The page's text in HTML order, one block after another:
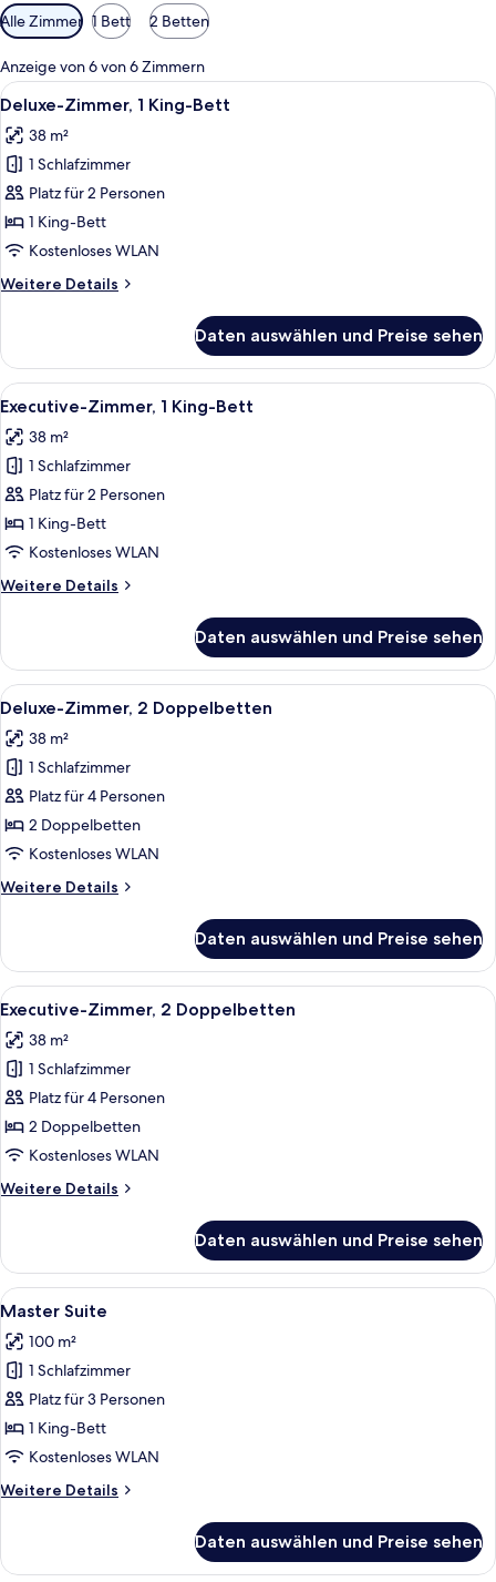
Verfügbare
Filter
für
Zimmer
Alle Zimmer 1 Bett 2 Betten
Anzeige von 6 von 6 Zimmern
Alle
Fotos
für
Deluxe-
Zimmer,
1 King-
Bett
Deluxe-Zimmer, 1 King-Bett |
5
Deluxe-Zimmer, 1 King-Bett
38 m²
1 Schlafzimmer
Platz für 2 Personen
1 King-Bett
Kostenloses WLAN
Weitere Details
Weitere
Zimmer,
1 King-
Bett
Daten auswählen und Preise sehen
Alle
Fotos
für
Executive-
Zimmer,
1 King-
Bett
Bettwäsche aus ägyptischer
6
Executive-Zimmer, 1 King-Bett
38 m²
1 Schlafzimmer
Platz für 2 Personen
1 King-Bett
Kostenloses WLAN
Weitere Details
Weitere
Zimmer,
1 King-
Bett
Daten auswählen und Preise sehen
Alle
Fotos
für
Deluxe-
Zimmer,
2 Doppelbetten
anzeigen
Bettwäsche aus ägyptischer
5
Deluxe-Zimmer, 2 Doppelbetten
38 m²
1 Schlafzimmer
Platz für 4 Personen
2 Doppelbetten
Kostenloses WLAN
Weitere Details
Weitere
Zimmer,
2 Doppelbetten
Daten auswählen und Preise sehen
Alle
Fotos
für
Executive-
Zimmer,
2 Doppelbetten
anzeigen
Bettwäsche aus ägyptischer
5
Executive-Zimmer, 2 Doppelbetten
38 m²
1 Schlafzimmer
Platz für 4 Personen
2 Doppelbetten
Kostenloses WLAN
Weitere Details
Weitere
Zimmer,
2 Doppelbetten
Daten auswählen und Preise sehen
Alle
Fotos
für
Master
Suite
anzeigen
Master Suite | Bettwäsche aus
5
Master Suite
100 m²
1 Schlafzimmer
Platz für 3 Personen
1 King-Bett
Kostenloses WLAN
Weitere Details
Weitere
Suite
Daten auswählen und Preise sehen